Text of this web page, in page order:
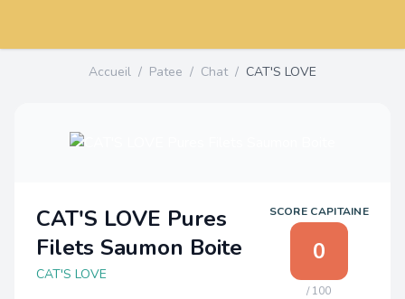
Accueil / Patee / Chat / CAT'S LOVE
CAT'S LOVE Pures
Filets Saumon Boite
CAT'S LOVE
SCORE CAPITAINE
0
/ 100